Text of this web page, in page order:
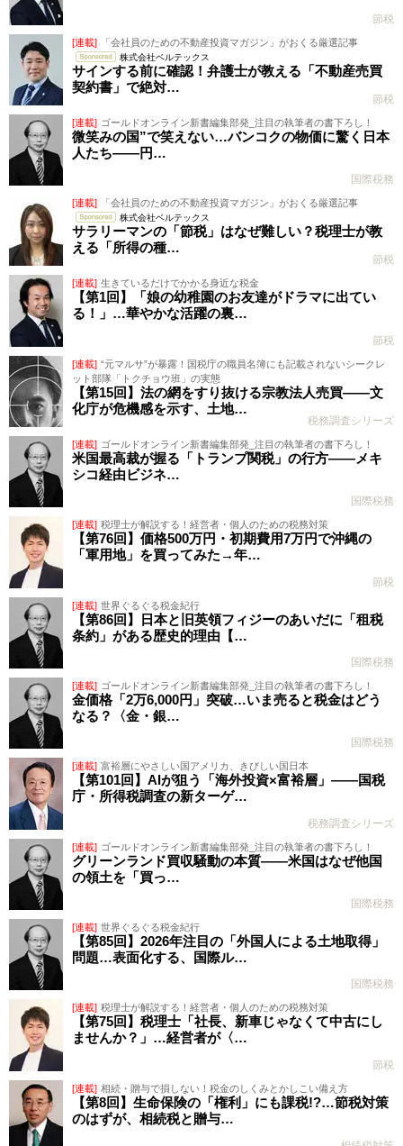
節税
[連載] 「会社員のための不動産投資マガジン」がおくる厳選記事
株式会社ベルテックス
サインする前に確認！弁護士が教える「不動産売買
契約書」で絶対…
節税
[連載] ゴールドオンライン新書編集部発_注目の執筆者の書下ろし！
微笑みの国”で笑えない…バンコクの物価に驚く日本
人たち――円…
国際税務
[連載] 「会社員のための不動産投資マガジン」がおくる厳選記事
株式会社ベルテックス
サラリーマンの「節税」はなぜ難しい？税理士が教
える「所得の種…
節税
[連載] 生きているだけでかかる身近な税金
【第1回】「娘の幼稚園のお友達がドラマに出てい
る！」…華やかな活躍の裏…
節税
[連載] “元マルサ”が暴露！国税庁の職員名簿にも記載されないシークレ
ット部隊「トクチョウ班」の実態
【第15回】法の網をすり抜ける宗教法人売買――文
化庁が危機感を示す、土地…
税務調査シリーズ
[連載] ゴールドオンライン新書編集部発_注目の執筆者の書下ろし！
米国最高裁が握る「トランプ関税」の行方――メキ
シコ経由ビジネ…
国際税務
[連載] 税理士が解説する！経営者・個人のための税務対策
【第76回】価格500万円・初期費用7万円で沖縄の
「軍用地」を買ってみた→年…
節税
[連載] 世界ぐるぐる税金紀行
【第86回】日本と旧英領フィジーのあいだに「租税
条約」がある歴史的理由【…
国際税務
[連載] ゴールドオンライン新書編集部発_注目の執筆者の書下ろし！
金価格「2万6,000円」突破…いま売ると税金はどう
なる？〈金・銀…
国際税務
[連載] 富裕層にやさしい国アメリカ、きびしい国日本
【第101回】AIが狙う「海外投資×富裕層」――国税
庁・所得税調査の新ターゲ…
税務調査シリーズ
[連載] ゴールドオンライン新書編集部発_注目の執筆者の書下ろし！
グリーンランド買収騒動の本質――米国はなぜ他国
の領土を「買っ…
国際税務
[連載] 世界ぐるぐる税金紀行
【第85回】2026年注目の「外国人による土地取得」
問題…表面化する、国際ル…
国際税務
[連載] 税理士が解説する！経営者・個人のための税務対策
【第75回】税理士「社長、新車じゃなくて中古にし
ませんか？」…経営者が〈…
節税
[連載] 相続・贈与で損しない！税金のしくみとかしこい備え方
【第8回】生命保険の「権利」にも課税!?…節税対策
のはずが、相続税と贈与…